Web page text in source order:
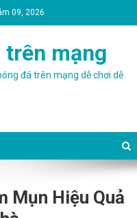
09, 2026
mạng
đá trên mạng dễ chơi dễ
Mụn Hiệu Quả